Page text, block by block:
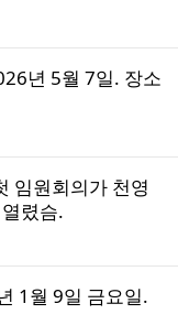
년 5월 7일. 장소
임원회의가 천영
렸슴.
1월 9일 금요일.